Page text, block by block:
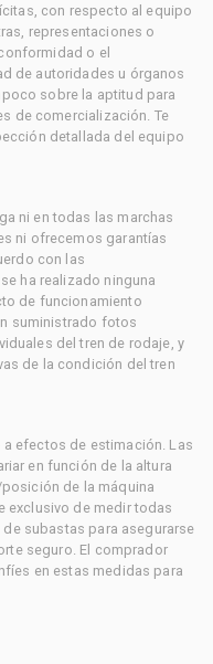
con respecto al equipo
representaciones o
o el
de autoridades u órganos
sobre la aptitud para
de comercialización. Te
detallada del equipo
ni en todas las marchas
ni ofrecemos garantías
con las
ha realizado ninguna
de funcionamiento
suministrado fotos
del tren de rodaje, y
de la condición del tren
efectos de estimación. Las
en función de la altura
de la máquina
exclusivo de medir todas
subastas para asegurarse
seguro. El comprador
en estas medidas para